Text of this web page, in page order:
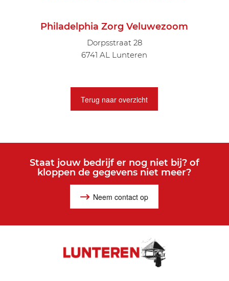
Philadelphia Zorg Veluwezoom
Dorpsstraat 28
6741 AL Lunteren
Terug naar overzicht
Staat jouw bedrijf er nog niet bij? of
kloppen de gegevens niet meer?
Neem contact op